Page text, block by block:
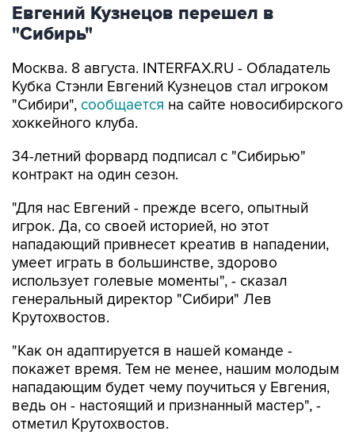
Евгений Кузнецов перешел в
"Сибирь"
Москва. 8 августа. INTERFAX.RU - Обладатель
Кубка Стэнли Евгений Кузнецов стал игроком
"Сибири", сообщается на сайте новосибирского
хоккейного клуба.
34-летний форвард подписал с "Сибирью"
контракт на один сезон.
"Для нас Евгений - прежде всего, опытный
игрок. Да, со своей историей, но этот
нападающий привнесет креатив в нападении,
умеет играть в большинстве, здорово
использует голевые моменты", - сказал
генеральный директор "Сибири" Лев
Крутохвостов.
"Как он адаптируется в нашей команде -
покажет время. Тем не менее, нашим молодым
нападающим будет чему поучиться у Евгения,
ведь он - настоящий и признанный мастер", -
отметил Крутохвостов.